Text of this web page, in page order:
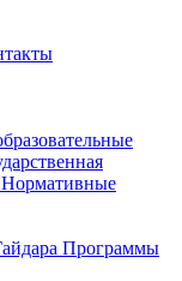
Нормативные
Программы